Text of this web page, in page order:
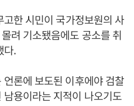
한 시민이 국가정보원의 사
려 기소됐음에도 공소를 취
다.
론에 보도된 이후에야 검찰
용이라는 지적이 나오기도